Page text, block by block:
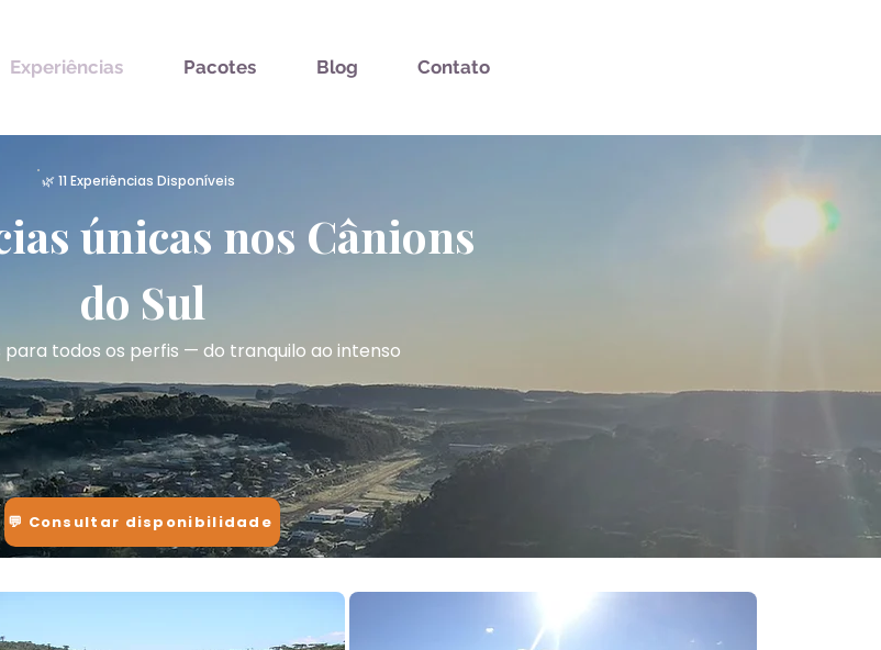
Experiências Pacotes Blog Contato
🌿 11 Experiências Disponíveis
únicas nos Cânions
do Sul
para todos os perfis — do tranquilo ao intenso
💬 Consultar disponibilidade